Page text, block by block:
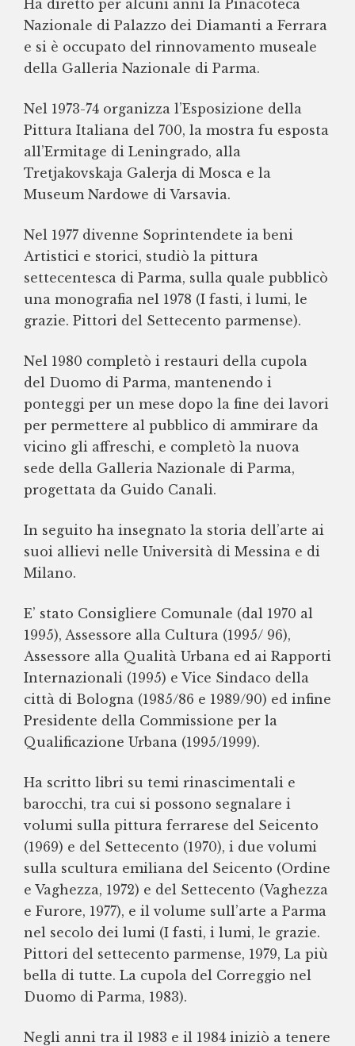
Ha diretto per alcuni anni la Pinacoteca
Nazionale di Palazzo dei Diamanti a Ferrara
e si è occupato del rinnovamento museale
della Galleria Nazionale di Parma.
Nel 1973-74 organizza l’Esposizione della
Pittura Italiana del 700, la mostra fu esposta
all’Ermitage di Leningrado, alla
Tretjakovskaja Galerja di Mosca e la
Museum Nardowe di Varsavia.
Nel 1977 divenne Soprintendete ia beni
Artistici e storici, studiò la pittura
settecentesca di Parma, sulla quale pubblicò
una monografia nel 1978 (I fasti, i lumi, le
grazie. Pittori del Settecento parmense).
Nel 1980 completò i restauri della cupola
del Duomo di Parma, mantenendo i
ponteggi per un mese dopo la fine dei lavori
per permettere al pubblico di ammirare da
vicino gli affreschi, e completò la nuova
sede della Galleria Nazionale di Parma,
progettata da Guido Canali.
In seguito ha insegnato la storia dell’arte ai
suoi allievi nelle Università di Messina e di
Milano.
E’ stato Consigliere Comunale (dal 1970 al
1995), Assessore alla Cultura (1995/ 96),
Assessore alla Qualità Urbana ed ai Rapporti
Internazionali (1995) e Vice Sindaco della
città di Bologna (1985/86 e 1989/90) ed infine
Presidente della Commissione per la
Qualificazione Urbana (1995/1999).
Ha scritto libri su temi rinascimentali e
barocchi, tra cui si possono segnalare i
volumi sulla pittura ferrarese del Seicento
(1969) e del Settecento (1970), i due volumi
sulla scultura emiliana del Seicento (Ordine
e Vaghezza, 1972) e del Settecento (Vaghezza
e Furore, 1977), e il volume sull’arte a Parma
nel secolo dei lumi (I fasti, i lumi, le grazie.
Pittori del settecento parmense, 1979, La più
bella di tutte. La cupola del Correggio nel
Duomo di Parma, 1983).
Negli anni tra il 1983 e il 1984 iniziò a tenere